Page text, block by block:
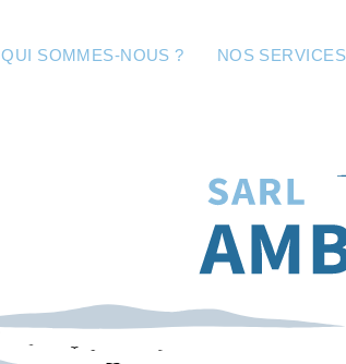
QUI SOMMES-NOUS ? NOS SERVICES